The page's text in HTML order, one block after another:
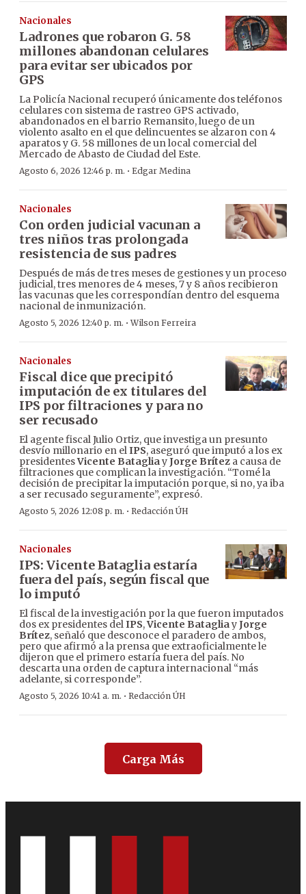
Nacionales
Ladrones que robaron G. 58
millones abandonan celulares
para evitar ser ubicados por
GPS
La Policía Nacional recuperó únicamente dos teléfonos
celulares con sistema de rastreo GPS activado,
abandonados en el barrio Remansito, luego de un
violento asalto en el que delincuentes se alzaron con 4
aparatos y G. 58 millones de un local comercial del
Mercado de Abasto de Ciudad del Este.
Agosto 6, 2026 12:46 p. m. · Edgar Medina
Nacionales
Con orden judicial vacunan a
tres niños tras prolongada
resistencia de sus padres
Después de más de tres meses de gestiones y un proceso
judicial, tres menores de 4 meses, 7 y 8 años recibieron
las vacunas que les correspondían dentro del esquema
nacional de inmunización.
Agosto 5, 2026 12:40 p. m. ·Wilson Ferreira
Nacionales
Fiscal dice que precipitó
imputación de ex titulares del
IPS por filtraciones y para no
ser recusado
El agente fiscal Julio Ortiz, que investiga un presunto
desvío millonario en elIPS, aseguró que imputó a los ex
presidentesVicente BatagliayJorge Brítez a causa de
filtraciones que complican la investigación. “Tomé la
decisión de precipitar la imputación porque, si no, ya iba
a ser recusado seguramente”, expresó.
Agosto 5, 2026 12:08 p. m. · Redacción ÚH
Nacionales
IPS: Vicente Bataglia estaría
fuera del país, según fiscal que
lo imputó
El fiscal de la investigación por la que fueron imputados
dos ex presidentes delIPS,Vicente BatagliayJorge
Brítez, señaló que desconoce el paradero de ambos,
pero que afirmó a la prensa que extraoficialmente le
dijeron que el primero estaría fuera del país. No
descarta una orden de captura internacional “más
adelante, si corresponde”.
Agosto 5, 2026 10:41 a. m. · Redacción ÚH
Carga Más